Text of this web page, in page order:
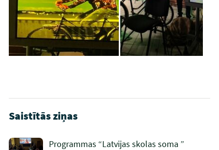
Saistītās ziņas
Programmas “Latvijas skolas soma ”